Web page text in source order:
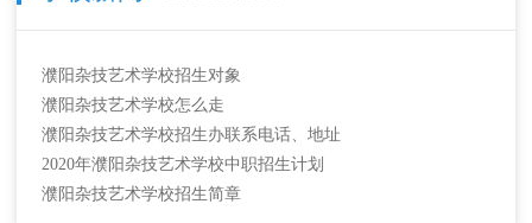
濮阳杂技艺术学校招生对象
濮阳杂技艺术学校怎么走
濮阳杂技艺术学校招生办联系电话、地址
2020年濮阳杂技艺术学校中职招生计划
濮阳杂技艺术学校招生简章